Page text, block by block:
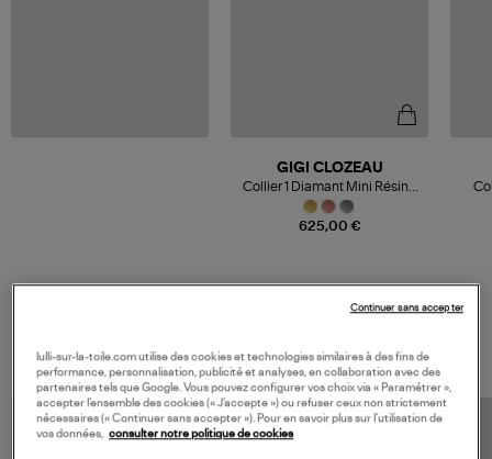
625,00 €
GIGI CLOZEAU
Collier 1 Diamant Mini Résine
Or
lulli-sur-la-toile.com utilise des cookies et technologies similaires à des fins de
performance, personnalisation, publicité et analyses, en collaboration avec des
partenaires tels que Google. Vous pouvez configurer vos choix via « Paramétrer »,
accepter l’ensemble des cookies (« J’accepte ») ou refuser ceux non strictement
nécessaires (« Continuer sans accepter »). Pour en savoir plus sur l’utilisation de
vos données, consulter notre politique de cookies
Continuer sans accepter